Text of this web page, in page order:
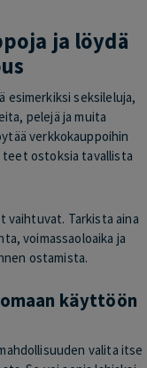
ja löydä
esimerkiksi seksileluja,
pelejä ja muita
verkkokauppoihin
teet ostoksia tavallista
vaihtuvat. Tarkista aina
voimassaoloaika ja
ostamista.
käyttöön
valita itse